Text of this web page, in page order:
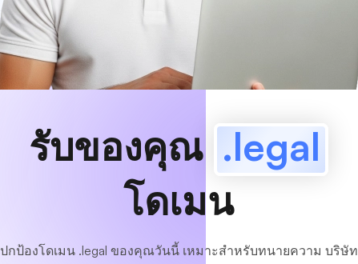
รับของคุณ .legal
โดเมน
ปกป้องโดเมน .legal ของคุณวันนี้ เหมาะสำหรับทนายความ บริษัท